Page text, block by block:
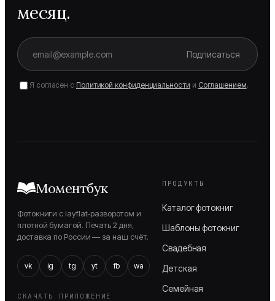
месяц.
Подписаться
Я согласен с Политикой конфиденциальности и Соглашением.
Моментбук
Фотокниги с layflat-разворотом и
плотной бумагой. Печать 2 дня,
доставка по России — за наш счёт.
vk ig tg yt fb wa
СКАЧАТЬ ПРИЛОЖЕНИЕ
ПРОДУКТЫ
Каталог фотокниг
Шаблоны фотокниг
Свадебная
Детская
Семейная